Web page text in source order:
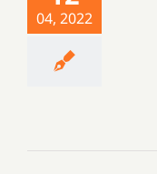
04, 2022